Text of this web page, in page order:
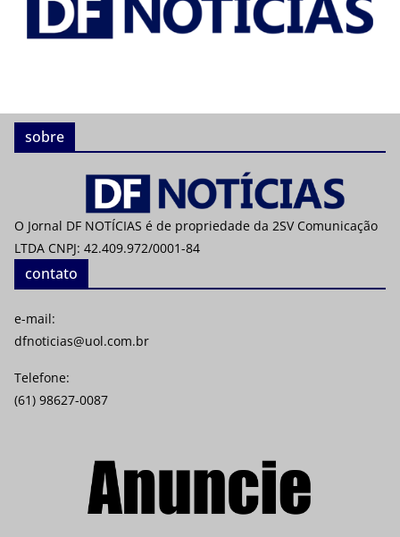
sobre
O Jornal DF NOTÍCIAS é de propriedade da 2SV Comunicação
LTDA CNPJ: 42.409.972/0001-84
contato
e-mail:
dfnoticias@uol.com.br
Telefone:
(61) 98627-0087